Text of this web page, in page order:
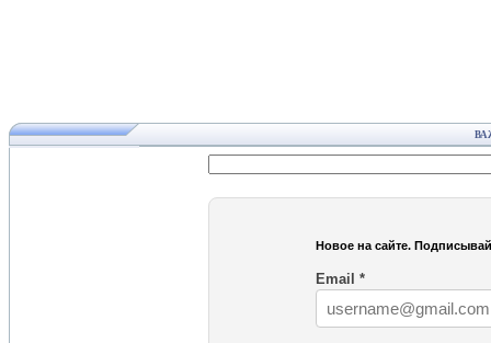
Новое на сайте.
Email *